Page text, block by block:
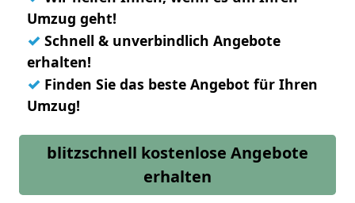
Umzug geht!
✓ Schnell & unverbindlich Angebote
erhalten!
✓ Finden Sie das beste Angebot für Ihren
Umzug!
blitzschnell kostenlose Angebote
erhalten